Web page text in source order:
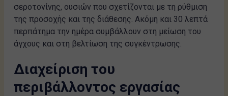
σεροτονίνης, ουσιών που σχετίζονται με τη ρύθμιση
της προσοχής και της διάθεσης. Ακόμη και 30 λεπτά
περπάτημα την ημέρα συμβάλλουν στη μείωση του
άγχους και στη βελτίωση της συγκέντρωσης.
Διαχείριση του
περιβάλλοντος εργασίας